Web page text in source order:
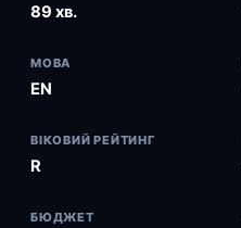
89 хв.
МОВА
EN
ВІКОВИЙ РЕЙТИНГ
R
БЮДЖЕТ